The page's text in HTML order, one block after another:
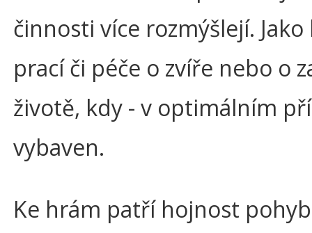
činnosti více rozmýšlejí.
prací či péče o zvíře nebo o
životě, kdy - v optimálním
vybaven.
Ke hrám patří hojnost